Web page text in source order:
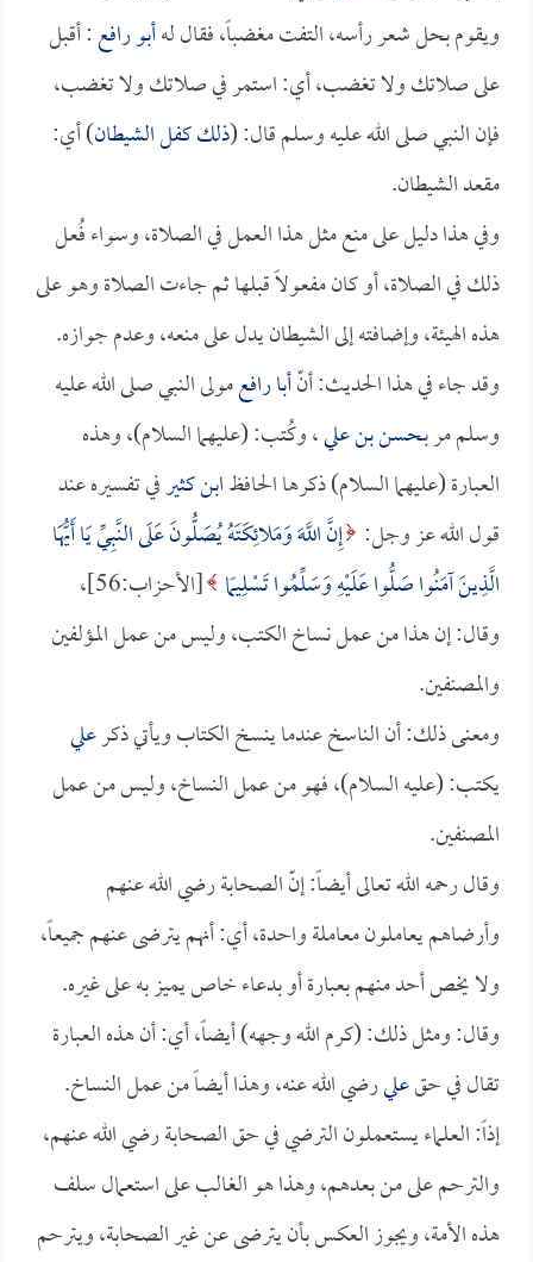
ويقوم بحل شعر رأسه، التفت مغضباً، فقال لهأبو رافع: أقبل
على صلاتك ولا تغضب، أي: استمر في صلاتك ولا تغضب،
فإن النبي صلى الله عليه وسلم قال: (ذلك كفل الشيطان) أي:
مقعد الشيطان.
وفي هذا دليل على منع مثل هذا العمل في الصلاة، وسواء فُعل
ذلك في الصلاة، أو كان مفعولاً قبلها ثم جاءت الصلاة وهو على
هذه الهيئة، وإضافته إلى الشيطان يدل على منعه، وعدم جوازه.
وقد جاء في هذا الحديث: أنّأبا رافعمولى النبي صلى الله عليه
وسلم مر بـحسن بن علي، وكُتب: (عليهما السلام)، وهذه
العبارة (عليهما السلام) ذكرها الحافظابن كثيرفي تفسيره عند
قول الله عز وجل: إِنَّ اللَّهَ وَمَلائِكَتَهُ يُصَلُّونَ عَلَى النَّبِيِّ يَا أَيُّهَا
الَّذِينَ آمَنُوا صَلُّوا عَلَيْهِ وَسَلِّمُوا تَسْلِيمًا
[الأحزاب:56]،
وقال: إن هذا من عمل نساخ الكتب، وليس من عمل المؤلفين
والمصنفين.
ومعنى ذلك: أن الناسخ عندما ينسخ الكتاب ويأتي ذكرعلي
يكتب: (عليه السلام)، فهو من عمل النساخ، وليس من عمل
المصنفين.
وقال رحمه الله تعالى أيضاً: إنّ الصحابة رضي الله عنهم
وأرضاهم يعاملون معاملة واحدة، أي: أنهم يترضى عنهم جميعاً،
ولا يخص أحد منهم بعبارة أو بدعاء خاص يميز به على غيره.
وقال: ومثل ذلك: (كرم الله وجهه) أيضاً، أي: أن هذه العبارة
تقال في حقعليرضي الله عنه، وهذا أيضاً من عمل النساخ.
إذاً: العلماء يستعملون الترضي في حق الصحابة رضي الله عنهم،
والترحم على من بعدهم، وهذا هو الغالب على استعمال سلف
هذه الأمة، ويجوز العكس بأن يترضى عن غير الصحابة، ويترحم